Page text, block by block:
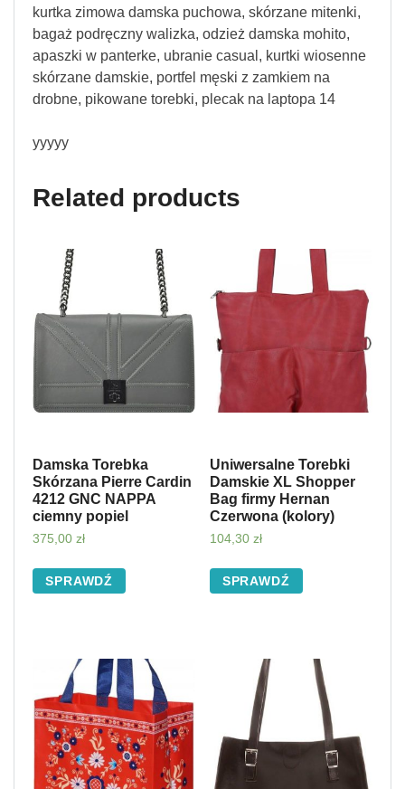
kurtka zimowa damska puchowa, skórzane mitenki,
bagaż podręczny walizka, odzież damska mohito,
apaszki w panterke, ubranie casual, kurtki wiosenne
skórzane damskie, portfel męski z zamkiem na
drobne, pikowane torebki, plecak na laptopa 14
yyyyy
Related products
Damska Torebka
Skórzana Pierre Cardin
4212 GNC NAPPA
ciemny popiel
375,00 zł
SPRAWDŹ
Uniwersalne Torebki
Damskie XL Shopper
Bag firmy Hernan
Czerwona (kolory)
104,30 zł
SPRAWDŹ